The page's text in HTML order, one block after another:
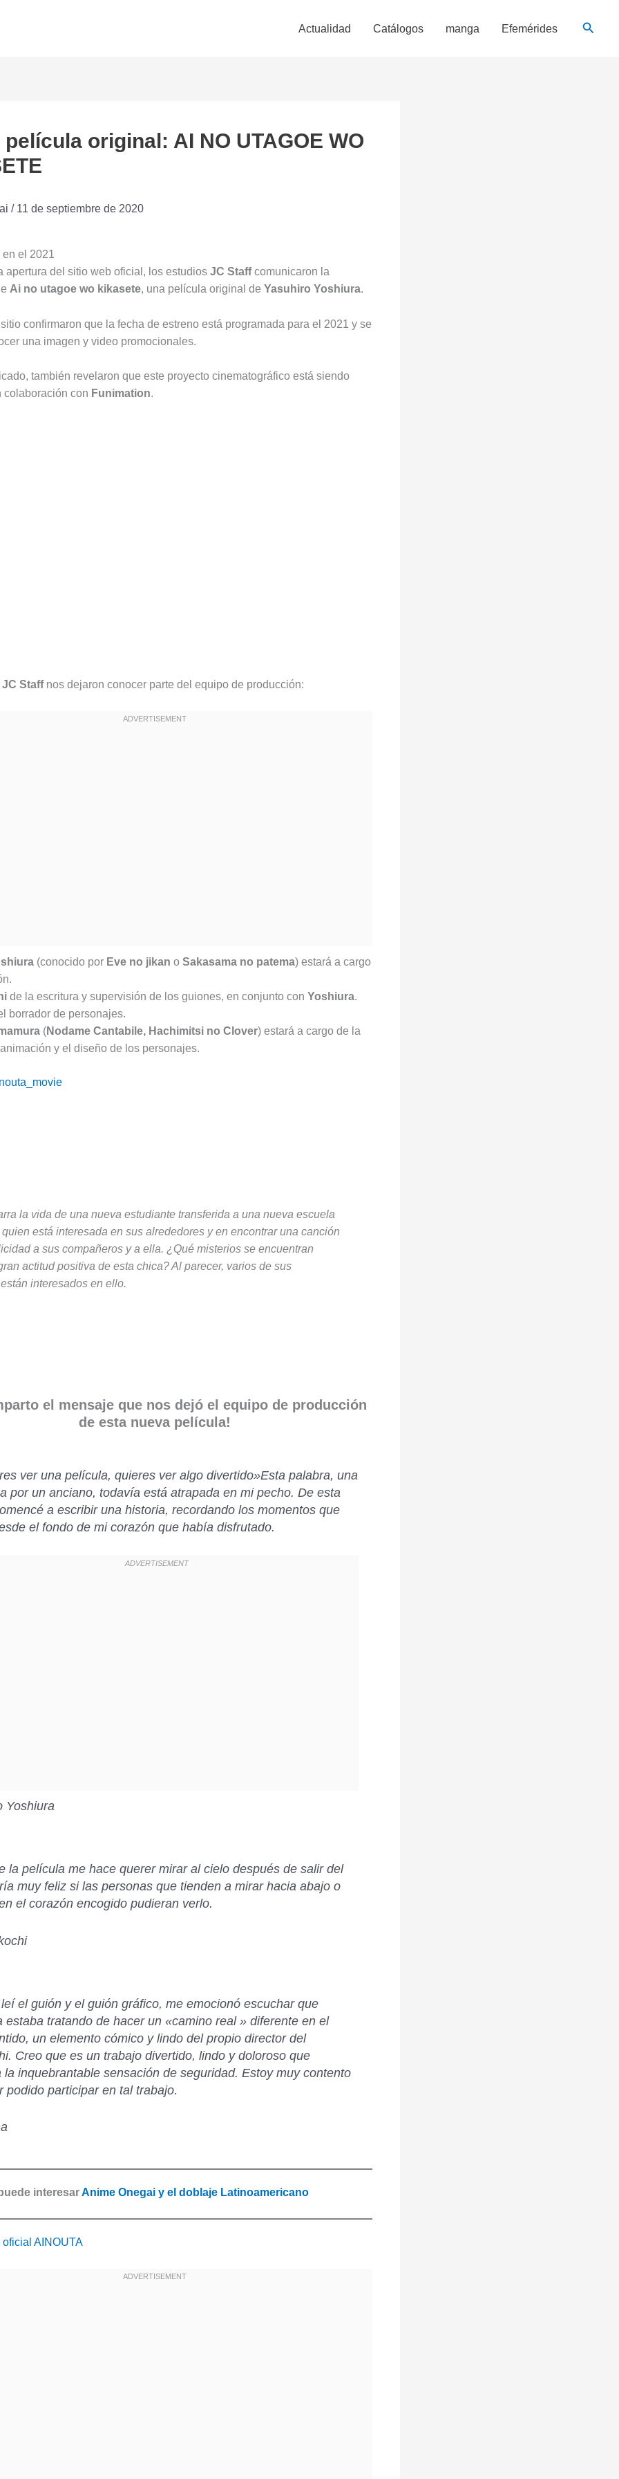
Actualidad Catálogos manga Efemérides
película original: AI NO UTAGOE WO
/ 11 de septiembre de 2020
en el 2021
apertura del sitio web oficial, los estudios JC Staffcomunicaron la
Ai no utagoe wo kikasete, una película original de Yasuhiro Yoshiura.
confirmaron que la fecha de estreno está programada para el 2021 y se
una imagen y video promocionales.
también revelaron que este proyecto cinematográfico está siendo
colaboración con Funimation.
JC Staffnos dejaron conocer parte del equipo de producción:
(conocido por Eve no jikan o Sakasama no patema) estará a cargo
de la escritura y supervisión de los guiones, en conjunto con Yoshiura.
borrador de personajes.
(Nodame Cantabile, Hachimitsi no Clover) estará a cargo de la
y el diseño de los personajes.
la vida de una nueva estudiante transferida a una nueva escuela
está interesada en sus alrededores y en encontrar una canción
a sus compañeros y a ella. ¿Qué misterios se encuentran
actitud positiva de esta chica? Al parecer, varios de sus
interesados en ello.
el mensaje que nos dejó el equipo de producción
de esta nueva película!
ver una película, quieres ver algo divertido»Esta palabra, una
por un anciano, todavía está atrapada en mi pecho. De esta
a escribir una historia, recordando los momentos que
el fondo de mi corazón que había disfrutado.
Yoshiura
la película me hace querer mirar al cielo después de salir del
muy feliz si las personas que tienden a mirar hacia abajo o
el corazón encogido pudieran verlo.
el guión y el guión gráfico, me emocionó escuchar que
estaba tratando de hacer un «camino real » diferente en el
un elemento cómico y lindo del propio director del
Creo que es un trabajo divertido, lindo y doloroso que
la inquebrantable sensación de seguridad. Estoy muy contento
podido participar en tal trabajo.
interesarAnime Onegai y el doblaje Latinoamericano
oficial AINOUTA